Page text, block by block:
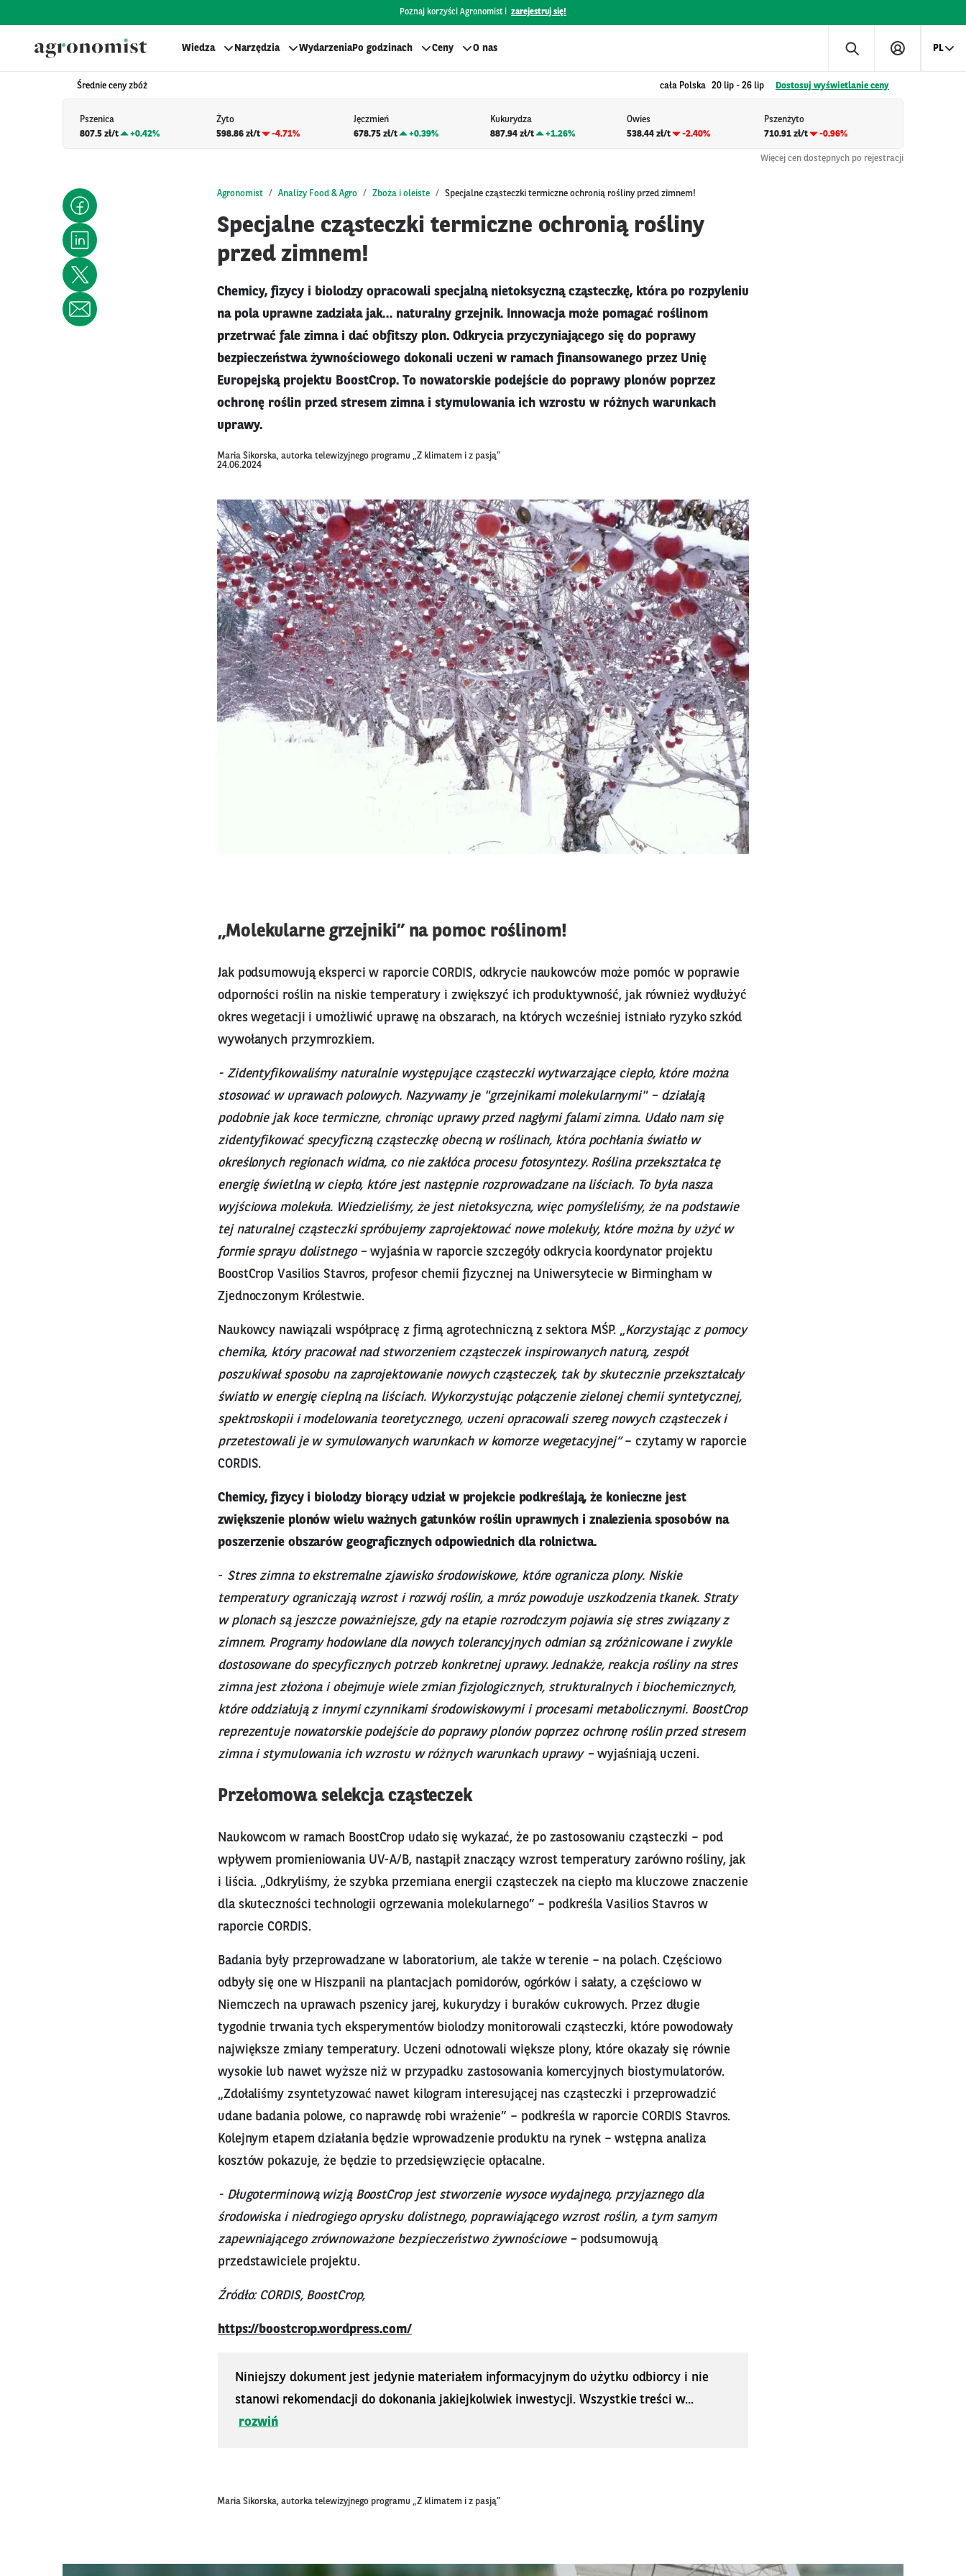
Poznaj korzyści Agronomist i zarejestruj się!
Wiedza Narzędzia WydarzeniaPo godzinach Ceny O nas PL
Średnie ceny zbóż cała Polska 20 lip - 26 lip Dostosuj wyświetlanie ceny
Pszenica
807.5 zł/t
+0.42%
Żyto
598.86 zł/t
-4.71%
Jęczmień
678.75 zł/t
+0.39%
Kukurydza
887.94 zł/t
+1.26%
Owies
538.44 zł/t
-2.40%
Pszenżyto
710.91 zł/t
-0.96%
Więcej cen dostępnych po rejestracji
Agronomist Analizy Food & Agro Zboża i oleiste Specjalne cząsteczki termiczne ochronią rośliny przed zimnem!
Specjalne cząsteczki termiczne ochronią rośliny
przed zimnem!
Chemicy, fizycy i biolodzy opracowali specjalną nietoksyczną cząsteczkę, która po rozpyleniu
na pola uprawne zadziała jak… naturalny grzejnik. Innowacja może pomagać roślinom
przetrwać fale zimna i dać obfitszy plon. Odkrycia przyczyniającego się do poprawy
bezpieczeństwa żywnościowego dokonali uczeni w ramach finansowanego przez Unię
Europejską projektu BoostCrop. To nowatorskie podejście do poprawy plonów poprzez
ochronę roślin przed stresem zimna i stymulowania ich wzrostu w różnych warunkach
uprawy.
Maria Sikorska, autorka telewizyjnego programu „Z klimatem i z pasją”
24.06.2024
„Molekularne grzejniki” na pomoc roślinom!
Jak podsumowują eksperci w raporcie CORDIS, odkrycie naukowców może pomóc w poprawie
odporności roślin na niskie temperatury i zwiększyć ich produktywność, jak również wydłużyć
okres wegetacji i umożliwić uprawę na obszarach, na których wcześniej istniało ryzyko szkód
wywołanych przymrozkiem.
- Zidentyfikowaliśmy naturalnie występujące cząsteczki wytwarzające ciepło, które można
stosować w uprawach polowych. Nazywamy je "grzejnikami molekularnymi" – działają
podobnie jak koce termiczne, chroniąc uprawy przed nagłymi falami zimna. Udało nam się
zidentyfikować specyficzną cząsteczkę obecną w roślinach, która pochłania światło w
określonych regionach widma, co nie zakłóca procesu fotosyntezy. Roślina przekształca tę
energię świetlną w ciepło, które jest następnie rozprowadzane na liściach. To była nasza
wyjściowa molekuła. Wiedzieliśmy, że jest nietoksyczna, więc pomyśleliśmy, że na podstawie
tej naturalnej cząsteczki spróbujemy zaprojektować nowe molekuły, które można by użyć w
formie sprayu dolistnego –wyjaśnia w raporcie szczegóły odkrycia koordynator projektu
BoostCrop Vasilios Stavros, profesor chemii fizycznej na Uniwersytecie w Birmingham w
Zjednoczonym Królestwie.
Naukowcy nawiązali współpracę z firmą agrotechniczną z sektora MŚP. „Korzystając z pomocy
chemika, który pracował nad stworzeniem cząsteczek inspirowanych naturą, zespół
poszukiwał sposobu na zaprojektowanie nowych cząsteczek, tak by skutecznie przekształcały
światło w energię cieplną na liściach. Wykorzystując połączenie zielonej chemii syntetycznej,
spektroskopii i modelowania teoretycznego, uczeni opracowali szereg nowych cząsteczek i
przetestowali je w symulowanych warunkach w komorze wegetacyjnej”– czytamy w raporcie
CORDIS.
Chemicy, fizycy i biolodzy biorący udział w projekcie podkreślają, że konieczne jest
zwiększenie plonów wielu ważnych gatunków roślin uprawnych i znalezienia sposobów na
poszerzenie obszarów geograficznych odpowiednich dla rolnictwa.
- Stres zimna to ekstremalne zjawisko środowiskowe, które ogranicza plony. Niskie
temperatury ograniczają wzrost i rozwój roślin, a mróz powoduje uszkodzenia tkanek. Straty
w plonach są jeszcze poważniejsze, gdy na etapie rozrodczym pojawia się stres związany z
zimnem. Programy hodowlane dla nowych tolerancyjnych odmian są zróżnicowane i zwykle
dostosowane do specyficznych potrzeb konkretnej uprawy. Jednakże, reakcja rośliny na stres
zimna jest złożona i obejmuje wiele zmian fizjologicznych, strukturalnych i biochemicznych,
które oddziałują z innymi czynnikami środowiskowymi i procesami metabolicznymi. BoostCrop
reprezentuje nowatorskie podejście do poprawy plonów poprzez ochronę roślin przed stresem
zimna i stymulowania ich wzrostu w różnych warunkach uprawy – wyjaśniają uczeni.
Przełomowa selekcja cząsteczek
Naukowcom w ramach BoostCrop udało się wykazać, że po zastosowaniu cząsteczki – pod
wpływem promieniowania UV-A/B, nastąpił znaczący wzrost temperatury zarówno rośliny, jak
i liścia. „Odkryliśmy, że szybka przemiana energii cząsteczek na ciepło ma kluczowe znaczenie
dla skuteczności technologii ogrzewania molekularnego” – podkreśla Vasilios Stavros w
raporcie CORDIS.
Badania były przeprowadzane w laboratorium, ale także w terenie – na polach. Częściowo
odbyły się one w Hiszpanii na plantacjach pomidorów, ogórków i sałaty, a częściowo w
Niemczech na uprawach pszenicy jarej, kukurydzy i buraków cukrowych. Przez długie
tygodnie trwania tych eksperymentów biolodzy monitorowali cząsteczki, które powodowały
największe zmiany temperatury. Uczeni odnotowali większe plony, które okazały się równie
wysokie lub nawet wyższe niż w przypadku zastosowania komercyjnych biostymulatorów.
„Zdołaliśmy zsyntetyzować nawet kilogram interesującej nas cząsteczki i przeprowadzić
udane badania polowe, co naprawdę robi wrażenie” – podkreśla w raporcie CORDIS Stavros.
Kolejnym etapem działania będzie wprowadzenie produktu na rynek – wstępna analiza
kosztów pokazuje, że będzie to przedsięwzięcie opłacalne.
- Długoterminową wizją BoostCrop jest stworzenie wysoce wydajnego, przyjaznego dla
środowiska i niedrogiego oprysku dolistnego, poprawiającego wzrost roślin, a tym samym
zapewniającego zrównoważone bezpieczeństwo żywnościowe – podsumowują
przedstawiciele projektu.
Źródło: CORDIS, BoostCrop,
https://boostcrop.wordpress.com/
Niniejszy dokument jest jedynie materiałem informacyjnym do użytku odbiorcy i nie
stanowi rekomendacji do dokonania jakiejkolwiek inwestycji. Wszystkie treści w...
rozwiń
Maria Sikorska, autorka telewizyjnego programu „Z klimatem i z pasją”